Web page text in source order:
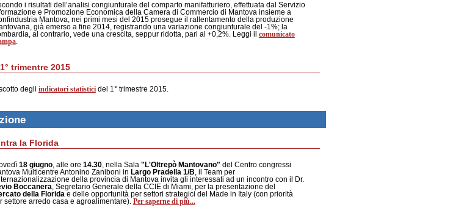
i risultati dell’analisi congiunturale del comparto manifatturiero, effettuata dal Servizio
e Promozione Economica della Camera di Commercio di Mantova insieme a
Mantova, nei primi mesi del 2015 prosegue il rallentamento della produzione
già emerso a fine 2014, registrando una variazione congiunturale del -1%; la
al contrario, vede una crescita, seppur ridotta, pari al +0,2%. Leggi il comunicato
.
trimentre 2015
degli indicatori statisticidel 1° trimestre 2015.
la Florida
18 giugno, alle ore 14.30, nella Sala "L'Oltrepò Mantovano" del Centro congressi
Multicentre Antonino Zaniboni in Largo Pradella 1/B , il Team per
della provincia di Mantova invita gli interessati ad un incontro con il Dr.
Boccanera , Segretario Generale della CCIE di Miami, per la presentazione del
della Florida e delle opportunità per settori strategici del Made in Italy (con priorità
settore arredo casa e agroalimentare). Per saperne di più...